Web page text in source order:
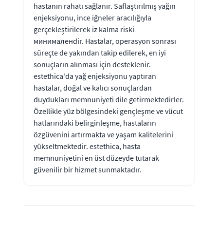
hastanın rahatı sağlanır. Saflaştırılmış yağın
enjeksiyonu, ince iğneler aracılığıyla
gerçekleştirilerek iz kalma riski
минималенdir. Hastalar, operasyon sonrası
süreçte de yakından takip edilerek, en iyi
sonuçların alınması için desteklenir.
estethica'da yağ enjeksiyonu yaptıran
hastalar, doğal ve kalıcı sonuçlardan
duydukları memnuniyeti dile getirmektedirler.
Özellikle yüz bölgesindeki gençleşme ve vücut
hatlarındaki belirginleşme, hastaların
özgüvenini artırmakta ve yaşam kalitelerini
yükseltmektedir. estethica, hasta
memnuniyetini en üst düzeyde tutarak
güvenilir bir hizmet sunmaktadır.